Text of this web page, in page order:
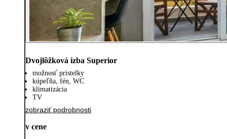
Dvojlôžková izba Superior
možnosť prístelky
kúpeľňa, fén, WC
klimatizácia
TV
zobraziť podrobnosti
v cene